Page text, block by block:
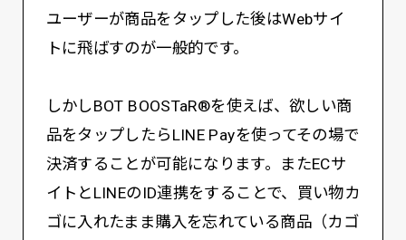
ユーザーが商品をタップした後はWebサイ
トに飛ばすのが一般的です。
しかしBOT BOOSTaR®を使えば、欲しい商
品をタップしたらLINE Payを使ってその場で
決済することが可能になります。またECサ
イトとLINEのID連携をすることで、買い物カ
ゴに入れたまま購入を忘れている商品（カゴ